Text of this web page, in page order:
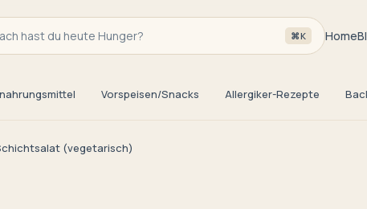
hast du heute Hunger? ⌘K Home
Vorspeisen/Snacks Allergiker-Rezepte
(vegetarisch)